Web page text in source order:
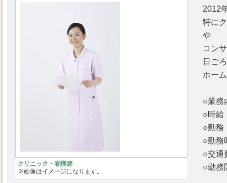
クリニック・看護師
※画像はイメージになります。
2012
特に
や
コン
日ご
ホー
○業務
○時
○勤
○勤務
○交
○勤